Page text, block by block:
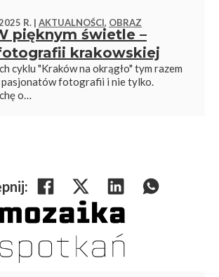
R. | AKTUALNOŚCI, OBRAZ
pięknym świetle –
krakowskiej
cyklu "Kraków na okrągło" tym razem
pasjonatów fotografii i nie tylko.
o…